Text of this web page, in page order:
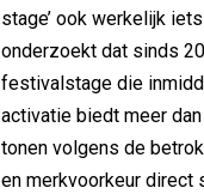
stage’ ook werkelijk
onderzoekt dat sinds
festivalstage die
activatie biedt meer
tonen volgens de
en merkvoorkeur direct